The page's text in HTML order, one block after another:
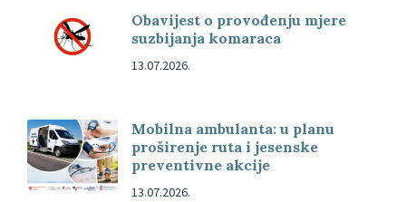
Obavijest o provođenju mjere
suzbijanja komaraca
13.07.2026.
Mobilna ambulanta: u planu
proširenje ruta i jesenske
preventivne akcije
13.07.2026.